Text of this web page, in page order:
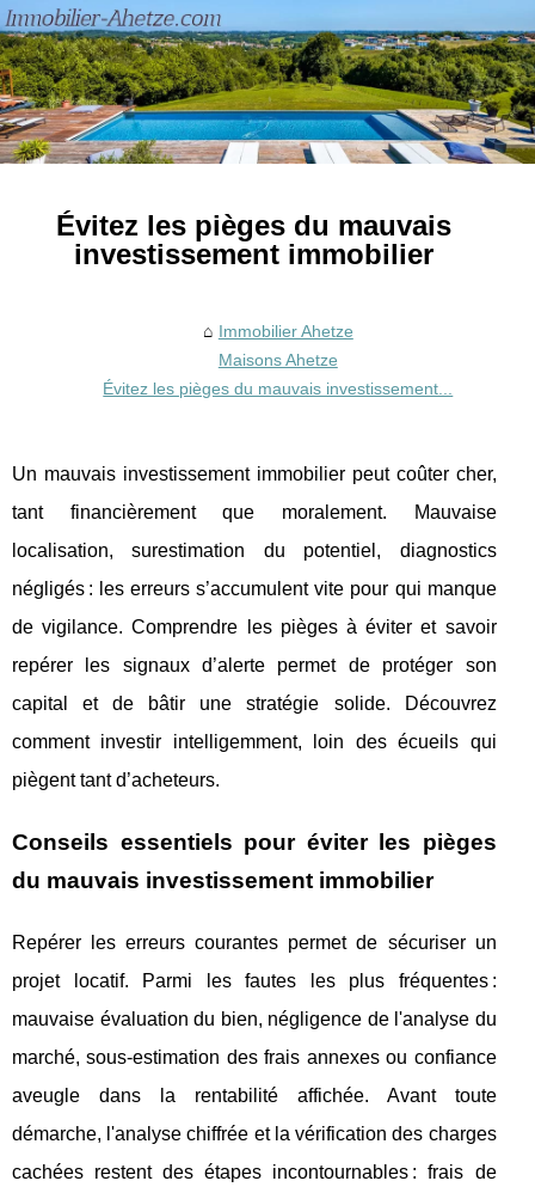
Évitez les pièges du mauvais
investissement immobilier
Immobilier Ahetze
Maisons Ahetze
Évitez les pièges du mauvais investissement...
Un mauvais investissement immobilier peut coûter cher,
tant financièrement que moralement. Mauvaise
localisation, surestimation du potentiel, diagnostics
négligés : les erreurs s’accumulent vite pour qui manque
de vigilance. Comprendre les pièges à éviter et savoir
repérer les signaux d’alerte permet de protéger son
capital et de bâtir une stratégie solide. Découvrez
comment investir intelligemment, loin des écueils qui
piègent tant d’acheteurs.
Conseils essentiels pour éviter les pièges
du mauvais investissement immobilier
Repérer les erreurs courantes permet de sécuriser un
projet locatif. Parmi les fautes les plus fréquentes :
mauvaise évaluation du bien, négligence de l'analyse du
marché, sous-estimation des frais annexes ou confiance
aveugle dans la rentabilité affichée. Avant toute
démarche, l'analyse chiffrée et la vérification des charges
cachées restent des étapes incontournables : frais de